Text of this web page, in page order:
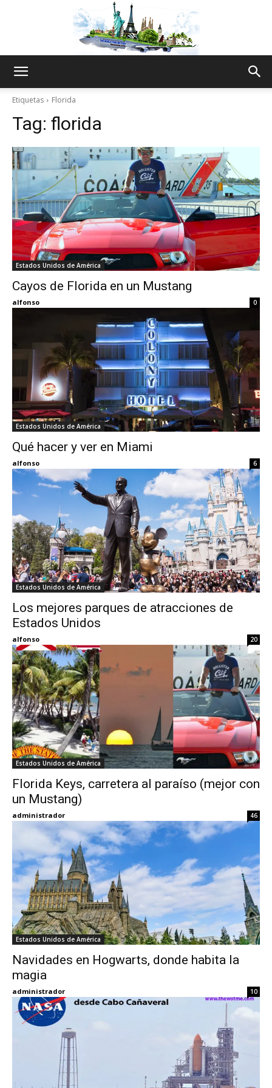
Thru
My
Etiquetas Florida
Tag: florida
Estados Unidos de América
Cayos de Florida en un Mustang
alfonso 0
Estados Unidos de América
Qué hacer y ver en Miami
alfonso 6
Estados Unidos de América
Los mejores parques de atracciones de
Estados Unidos
alfonso 20
Estados Unidos de América
Florida Keys, carretera al paraíso (mejor con
un Mustang)
administrador 46
Estados Unidos de América
Navidades en Hogwarts, donde habita la
magia
administrador 10